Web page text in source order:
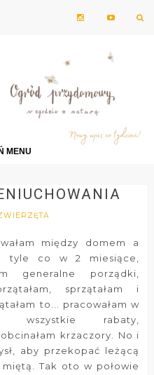
MENU
między domem a
tyle co w 2 miesiące,
generalne porządki,
sprzątałam i
to... pracowałam w
wszystkie rabaty,
krzaczory. No i
aby przekopać leżącą
Tak oto w połowie